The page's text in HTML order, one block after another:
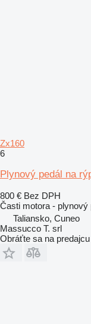
Zx160
6
Plynový pedál na
800 € Bez DPH
Časti motora - plynový
Taliansko, Cuneo
Massucco T. srl
Obráťte sa na predajcu